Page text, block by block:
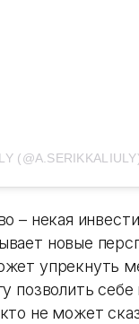
– некая
новые
упрекнуть
позволить
не может